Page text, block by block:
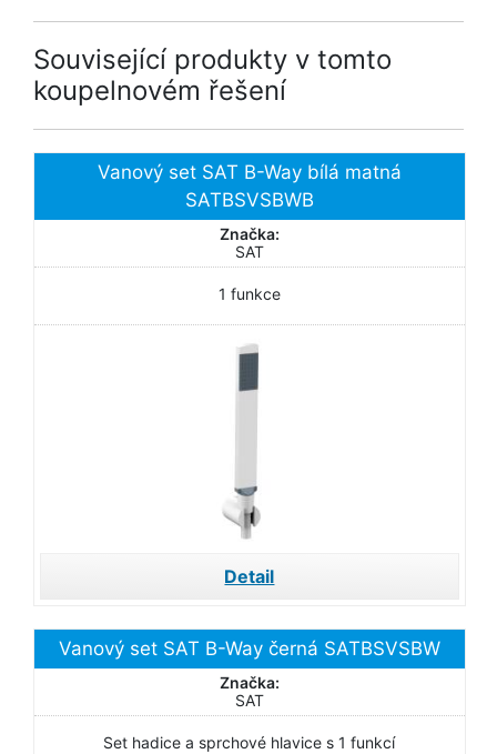
Související produkty v tomto
koupelnovém řešení
Vanový set SAT B-Way bílá matná
SATBSVSBWB
Značka:
SAT
1 funkce
Detail
Vanový set SAT B-Way černá SATBSVSBW
Značka:
SAT
Set hadice a sprchové hlavice s 1 funkcí